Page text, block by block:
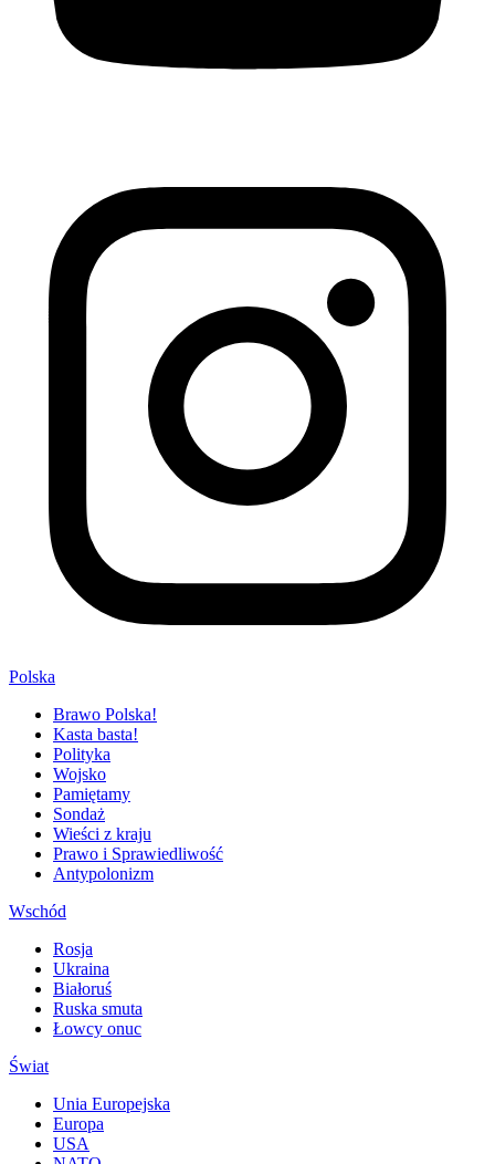
Polska
Brawo Polska!
Kasta basta!
Polityka
Wojsko
Pamiętamy
Sondaż
Wieści z kraju
Prawo i Sprawiedliwość
Antypolonizm
Wschód
Rosja
Ukraina
Białoruś
Ruska smuta
Łowcy onuc
Świat
Unia Europejska
Europa
USA